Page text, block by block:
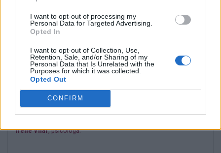
I want to opt-out of processing my
Personal Data for Targeted Advertising.
Opted In
I want to opt-out of Collection, Use,
Retention, Sale, and/or Sharing of my
Personal Data that Is Unrelated with the
Purposes for which it was collected.
Opted Out
CONFIRM
ja que el que fan els altres no ho podem controlar. Tot i així, sí que
pots controlar el que fas tu i com vols actuar amb ells. Potser
t’anirà bé pensar entorn a això.
Espero haver-te ajudat!
Una abraçada!
Irene Vilar, psicòloga.